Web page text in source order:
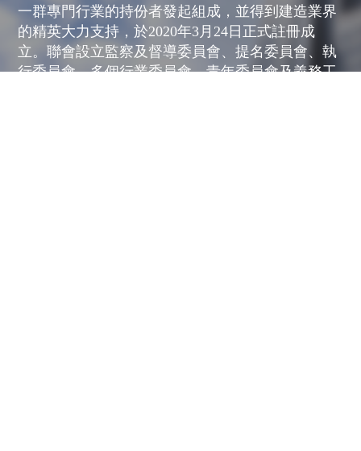
一群專門行業的持份者發起組成，並得到建造業界
的精英大力支持，於2020年3月24日正式註冊成
立。聯會設立監察及督導委員會、提名委員會、執
行委員會、多個行業委員會、青年委員會及義務工